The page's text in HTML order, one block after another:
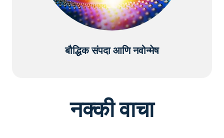
बौद्धिक संपदा आणि नवोन्मेष
नक्की वाचा